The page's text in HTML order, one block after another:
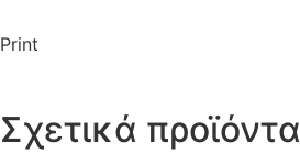
Print
Σχετικά προϊόντα